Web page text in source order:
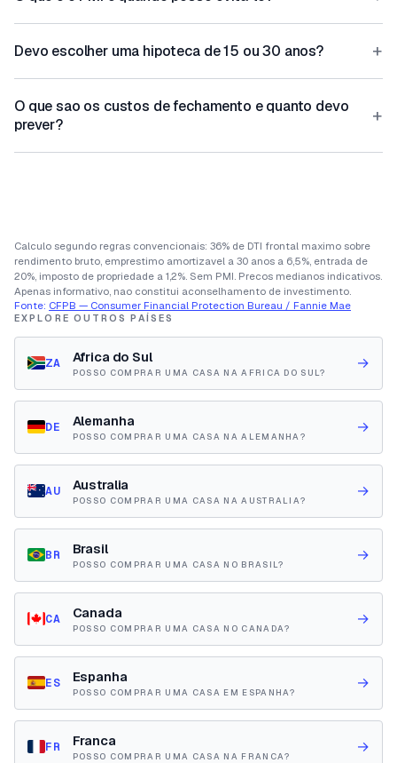
Devo escolher uma hipoteca de 15 ou 30 anos? +
O que sao os custos de fechamento e quanto devo
prever?
+
Calculo segundo regras convencionais: 36% de DTI frontal maximo sobre
rendimento bruto, emprestimo amortizavel a 30 anos a 6,5%, entrada de
20%, imposto de propriedade a 1,2%. Sem PMI. Precos medianos indicativos.
Apenas informativo, nao constitui aconselhamento de investimento.
Fonte: CFPB — Consumer Financial Protection Bureau / Fannie Mae
EXPLORE OUTROS PAÍSES
ZA Africa do Sul
POSSO COMPRAR UMA CASA NA AFRICA DO SUL? →
DE Alemanha
POSSO COMPRAR UMA CASA NA ALEMANHA? →
AU Australia
POSSO COMPRAR UMA CASA NA AUSTRALIA? →
BR Brasil
POSSO COMPRAR UMA CASA NO BRASIL? →
CA Canada
POSSO COMPRAR UMA CASA NO CANADA? →
ES Espanha
POSSO COMPRAR UMA CASA EM ESPANHA? →
FR Franca
POSSO COMPRAR UMA CASA NA FRANCA? →